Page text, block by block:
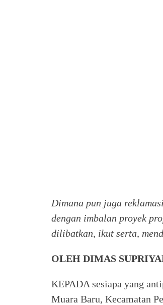
Dimana pun juga
dengan imbalan proyek
dilibatkan, ikut serta,
OLEH DIMAS
KEPADA sesiapa yang
Muara Baru, Kecamatan